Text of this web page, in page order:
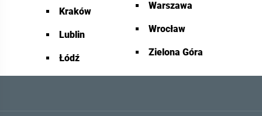
Kraków
Lublin
Łódź
Warszawa
Wrocław
Zielona Góra